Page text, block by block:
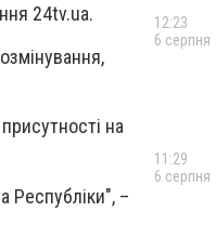
24tv.ua.
на
Республіки", –
12:23
6 серпня
11:29
6 серпня